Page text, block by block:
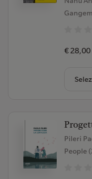
€ 28,00
Pileri
People